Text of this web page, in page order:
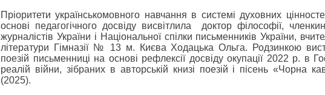
Пріоритети українськомовного навчання в системі духовних
основі педагогічного досвіду висвітлила доктор філософії,
журналістів України і Національної спілки письменників України,
літератури Гімназії № 13 м. Києва Ходацька Ольга. Родзинкою
поезій письменниці на основі рефлексії досвіду окупації 2022 р. в
реалій війни, зібраних в авторській книзі поезій і пісень «Чорна
(2025).